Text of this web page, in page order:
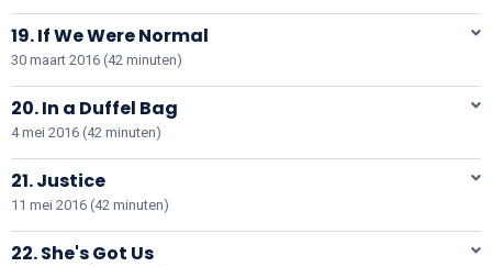
19. If We Were Normal
30 maart 2016 (42 minuten)
20. In a Duffel Bag
4 mei 2016 (42 minuten)
21. Justice
11 mei 2016 (42 minuten)
22. She's Got Us